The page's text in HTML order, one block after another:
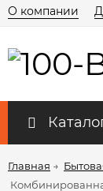
О компании
Главная →